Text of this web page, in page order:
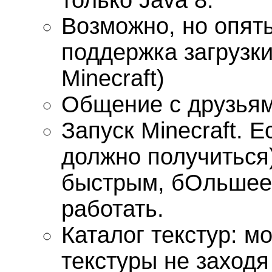
Возможно, но
поддержка
Minecraft)
Общение с
Запуск Minecraft.
должно
быстрым, бОльшее
работать.
Каталог текстур:
текстуры не